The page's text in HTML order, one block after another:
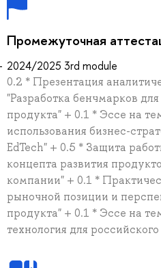
Промежуточная
2024/2025 3rd module
0.2 * Презентация
"Разработка бенчмарков
продукта" + 0.1 * Эссе на
использования бизнес-
EdTech" + 0.5 * Защита
концепта развития
компании" + 0.1 *
рыночной позиции и
продукта" + 0.1 * Эссе на
технология для